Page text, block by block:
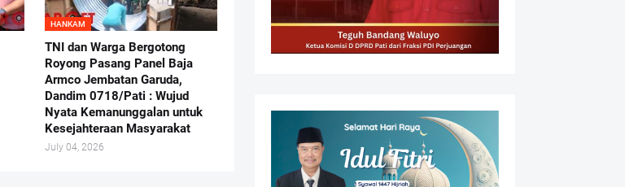
HANKAM
TNI dan Warga Bergotong
Royong Pasang Panel Baja
Armco Jembatan Garuda,
Dandim 0718/Pati : Wujud
Nyata Kemanunggalan untuk
Kesejahteraan Masyarakat
July 04, 2026